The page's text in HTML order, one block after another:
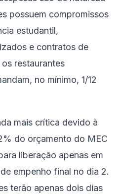
possuem compromissos
estudantil,
e contratos de
restaurantes
no mínimo, 1/12
mais crítica devido à
do orçamento do MEC
liberação apenas em
empenho final no dia 2.
terão apenas dois dias